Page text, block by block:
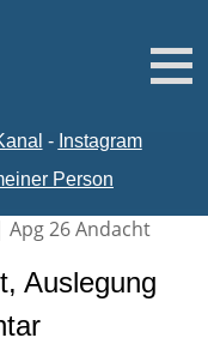
- Instagram
Person
Apg 26 Andacht
Auslegung